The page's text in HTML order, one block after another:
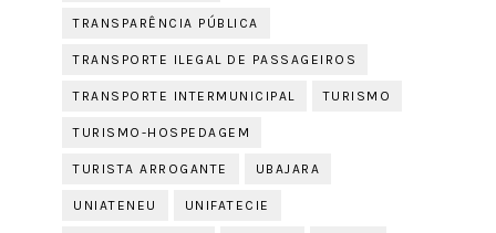
TRANSPARÊNCIA PÚBLICA
TRANSPORTE ILEGAL DE PASSAGEIROS
TRANSPORTE INTERMUNICIPAL TURISMO
TURISMO-HOSPEDAGEM
TURISTA ARROGANTE UBAJARA
UNIATENEU UNIFATECIE